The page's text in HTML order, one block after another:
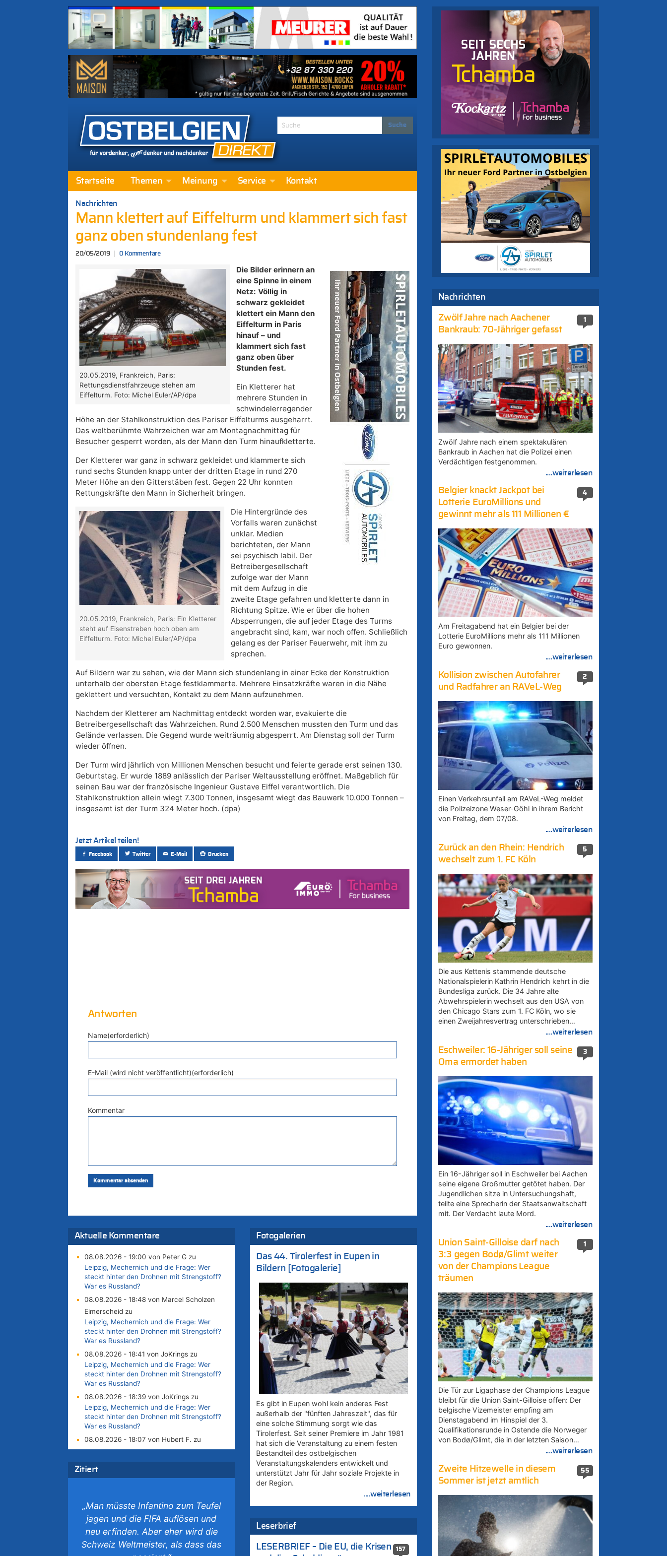
Startseite Themen Meinung Service Kontakt
Nachrichten
Mann klettert auf Eiffelturm und klammert sich fast
ganz oben stundenlang fest
20/05/2019 0 Kommentare
20.05.2019, Frankreich, Paris:
Rettungsdienstfahrzeuge stehen am
Eiffelturm. Foto: Michel Euler/AP/dpa
Die Bilder erinnern an
eine Spinne in einem
Netz: Völlig in
schwarz gekleidet
klettert ein Mann den
Eiffelturm in Paris
hinauf – und
klammert sich fast
ganz oben über
Stunden fest.
Ein Kletterer hat
mehrere Stunden in
schwindelerregender
Höhe an der Stahlkonstruktion des Pariser Eiffelturms ausgeharrt.
Das weltberühmte Wahrzeichen war am Montagnachmittag für
Besucher gesperrt worden, als der Mann den Turm hinaufkletterte.
Der Kletterer war ganz in schwarz gekleidet und klammerte sich
rund sechs Stunden knapp unter der dritten Etage in rund 270
Meter Höhe an den Gitterstäben fest. Gegen 22 Uhr konnten
Rettungskräfte den Mann in Sicherheit bringen.
20.05.2019, Frankreich, Paris: Ein Kletterer
steht auf Eisenstreben hoch oben am
Eiffelturm. Foto: Michel Euler/AP/dpa
Die Hintergründe des
Vorfalls waren zunächst
unklar. Medien
berichteten, der Mann
sei psychisch labil. Der
Betreibergesellschaft
zufolge war der Mann
mit dem Aufzug in die
zweite Etage gefahren und kletterte dann in
Richtung Spitze. Wie er über die hohen
Absperrungen, die auf jeder Etage des Turms
angebracht sind, kam, war noch offen. Schließlich
gelang es der Pariser Feuerwehr, mit ihm zu
sprechen.
Auf Bildern war zu sehen, wie der Mann sich stundenlang in einer Ecke der Konstruktion
unterhalb der obersten Etage festklammerte. Mehrere Einsatzkräfte waren in die Nähe
geklettert und versuchten, Kontakt zu dem Mann aufzunehmen.
Nachdem der Kletterer am Nachmittag entdeckt worden war, evakuierte die
Betreibergesellschaft das Wahrzeichen. Rund 2.500 Menschen mussten den Turm und das
Gelände verlassen. Die Gegend wurde weiträumig abgesperrt. Am Dienstag soll der Turm
wieder öffnen.
Der Turm wird jährlich von Millionen Menschen besucht und feierte gerade erst seinen 130.
Geburtstag. Er wurde 1889 anlässlich der Pariser Weltausstellung eröffnet. Maßgeblich für
seinen Bau war der französische Ingenieur Gustave Eiffel verantwortlich. Die
Stahlkonstruktion allein wiegt 7.300 Tonnen, insgesamt wiegt das Bauwerk 10.000 Tonnen –
insgesamt ist der Turm 324 Meter hoch. (dpa)
Jetzt Artikel teilen!
Facebook Twitter E-Mail Drucken
Antworten
Name(erforderlich)
E-Mail (wird nicht veröffentlicht)(erforderlich)
Kommentar
Aktuelle Kommentare
08.08.2026 - 19:00 von Peter G zu
Leipzig, Mechernich und die Frage: Wer
steckt hinter den Drohnen mit Strengstoff?
War es Russland?
08.08.2026 - 18:48 von Marcel Scholzen
Eimerscheid zu
Leipzig, Mechernich und die Frage: Wer
steckt hinter den Drohnen mit Strengstoff?
War es Russland?
08.08.2026 - 18:41 von JoKrings zu
Leipzig, Mechernich und die Frage: Wer
steckt hinter den Drohnen mit Strengstoff?
War es Russland?
08.08.2026 - 18:39 von JoKrings zu
Leipzig, Mechernich und die Frage: Wer
steckt hinter den Drohnen mit Strengstoff?
War es Russland?
08.08.2026 - 18:07 von Hubert F. zu
Belgier knackt Jackpot bei Lotterie
Millionen €
EuroMillions und gewinnt mehr als 111
Millionen €
08.08.2026 - 17:45 von Der Alte zu
Zwölf Jahre nach Aachener Bankraub: 70-
Jähriger gefasst
Zitiert
„Man müsste Infantino zum Teufel
jagen und die FIFA auflösen und
neu erfinden. Aber eher wird die
Schweiz Weltmeister, als dass das
Fotogalerien
Das 44. Tirolerfest in Eupen in
Bildern [Fotogalerie]
Es gibt in Eupen wohl kein anderes Fest
außerhalb der "fünften Jahreszeit", das für
eine solche Stimmung sorgt wie das
Tirolerfest. Seit seiner Premiere im Jahr 1981
hat sich die Veranstaltung zu einem festen
Bestandteil des ostbelgischen
Veranstaltungskalenders entwickelt und
unterstützt Jahr für Jahr soziale Projekte in
der Region.
....weiterlesen
Leserbrief
157
LESERBRIEF – Die EU, die Krisen
Nachrichten
1
Zwölf Jahre nach Aachener
Bankraub: 70-Jähriger gefasst
Zwölf Jahre nach einem spektakulären
Bankraub in Aachen hat die Polizei einen
Verdächtigen festgenommen.
....weiterlesen
4
Belgier knackt Jackpot bei
Lotterie EuroMillions und
gewinnt mehr als 111 Millionen €
Am Freitagabend hat ein Belgier bei der
Lotterie EuroMillions mehr als 111 Millionen
Euro gewonnen.
....weiterlesen
2
Kollision zwischen Autofahrer
und Radfahrer an RAVeL-Weg
Einen Verkehrsunfall am RAVeL-Weg meldet
die Polizeizone Weser-Göhl in ihrem Bericht
von Freitag, dem 07/08.
....weiterlesen
5
Zurück an den Rhein: Hendrich
wechselt zum 1. FC Köln
Die aus Kettenis stammende deutsche
Nationalspielerin Kathrin Hendrich kehrt in die
Bundesliga zurück. Die 34 Jahre alte
Abwehrspielerin wechselt aus den USA von
den Chicago Stars zum 1. FC Köln, wo sie
einen Zweijahresvertrag unterschrieben…
....weiterlesen
3
Eschweiler: 16-Jähriger soll seine
Oma ermordet haben
Ein 16-Jähriger soll in Eschweiler bei Aachen
seine eigene Großmutter getötet haben. Der
Jugendlichen sitze in Untersuchungshaft,
teilte eine Sprecherin der Staatsanwaltschaft
mit. Der Verdacht laute Mord.
....weiterlesen
1
Union Saint-Gilloise darf nach
3:3 gegen Bodø/Glimt weiter
von der Champions League
träumen
Die Tür zur Ligaphase der Champions League
bleibt für die Union Saint-Gilloise offen: Der
belgische Vizemeister empfing am
Dienstagabend im Hinspiel der 3.
Qualifikationsrunde in Ostende die Norweger
von Bodø/Glimt, die in der letzten Saison…
....weiterlesen
55
Zweite Hitzewelle in diesem
Sommer ist jetzt amtlich